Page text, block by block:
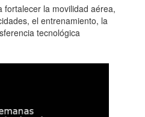
fortalecer la movilidad aérea,
el entrenamiento, la
tecnológica